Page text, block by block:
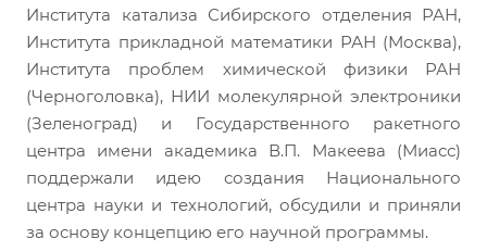
Института катализа Сибирского отделения РАН,
Института прикладной математики РАН (Москва),
Института проблем химической физики РАН
(Черноголовка), НИИ молекулярной электроники
(Зеленоград) и Государственного ракетного
центра имени академика В.П. Макеева (Миасс)
поддержали идею создания Национального
центра науки и технологий, обсудили и приняли
за основу концепцию его научной программы.